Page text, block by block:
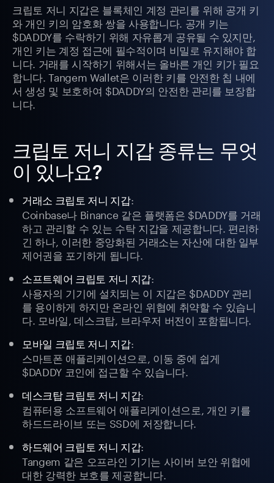
크립토 저니 지갑은 블록체인 계정 관리를 위해 공개 키
와 개인 키의 암호화 쌍을 사용합니다. 공개 키는
$DADDY를 수락하기 위해 자유롭게 공유될 수 있지만,
개인 키는 계정 접근에 필수적이며 비밀로 유지해야 합
니다. 거래를 시작하기 위해서는 올바른 개인 키가 필요
합니다. Tangem Wallet은 이러한 키를 안전한 칩 내에
서 생성 및 보호하여 $DADDY의 안전한 관리를 보장합
니다.
크립토 저니 지갑 종류는 무엇
이 있나요?
거래소 크립토 저니 지갑:
Coinbase나 Binance 같은 플랫폼은 $DADDY를 거래
하고 관리할 수 있는 수탁 지갑을 제공합니다. 편리하
긴 하나, 이러한 중앙화된 거래소는 자산에 대한 일부
제어권을 포기하게 됩니다.
소프트웨어 크립토 저니 지갑:
사용자의 기기에 설치되는 이 지갑은 $DADDY 관리
를 용이하게 하지만 온라인 위협에 취약할 수 있습니
다. 모바일, 데스크탑, 브라우저 버전이 포함됩니다.
모바일 크립토 저니 지갑:
스마트폰 애플리케이션으로, 이동 중에 쉽게
$DADDY 코인에 접근할 수 있습니다.
데스크탑 크립토 저니 지갑:
컴퓨터용 소프트웨어 애플리케이션으로, 개인 키를
하드드라이브 또는 SSD에 저장합니다.
하드웨어 크립토 저니 지갑:
Tangem 같은 오프라인 기기는 사이버 보안 위협에
대한 강력한 보호를 제공합니다.